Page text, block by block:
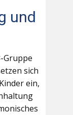
und
Gruppe
sich
ein,